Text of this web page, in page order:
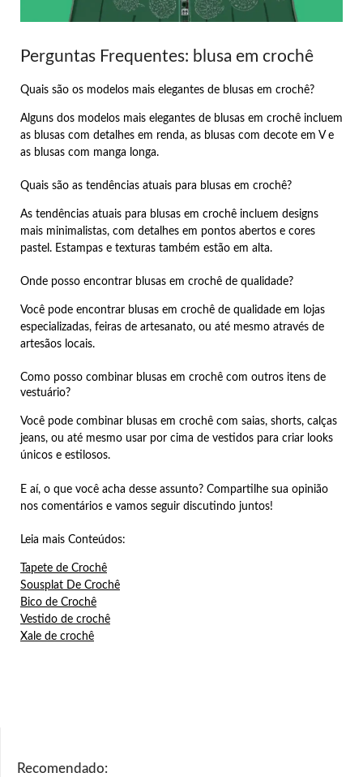
Perguntas Frequentes: blusa em crochê
Quais são os modelos mais elegantes de blusas em crochê?
Alguns dos modelos mais elegantes de blusas em crochê incluem
as blusas com detalhes em renda, as blusas com decote em V e
as blusas com manga longa.
Quais são as tendências atuais para blusas em crochê?
As tendências atuais para blusas em crochê incluem designs
mais minimalistas, com detalhes em pontos abertos e cores
pastel. Estampas e texturas também estão em alta.
Onde posso encontrar blusas em crochê de qualidade?
Você pode encontrar blusas em crochê de qualidade em lojas
especializadas, feiras de artesanato, ou até mesmo através de
artesãos locais.
Como posso combinar blusas em crochê com outros itens de
vestuário?
Você pode combinar blusas em crochê com saias, shorts, calças
jeans, ou até mesmo usar por cima de vestidos para criar looks
únicos e estilosos.
E aí, o que você acha desse assunto? Compartilhe sua opinião
nos comentários e vamos seguir discutindo juntos!
Leia mais Conteúdos:
Tapete de Crochê
Sousplat De Crochê
Bico de Crochê
Vestido de crochê
Xale de crochê
Recomendado: